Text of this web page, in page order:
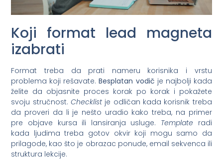
Koji format lead magneta
izabrati
Format treba da prati nameru korisnika i vrstu
problema koji rešavate.Besplatan vodič je najbolji kada
želite da objasnite proces korak po korak i pokažete
svoju stručnost.Checklist je odličan kada korisnik treba
da proveri da li je nešto uradio kako treba, na primer
pre objave kursa ili lansiranja usluge. Template radi
kada ljudima treba gotov okvir koji mogu samo da
prilagode, kao što je obrazac ponude, email sekvenca ili
struktura lekcije.